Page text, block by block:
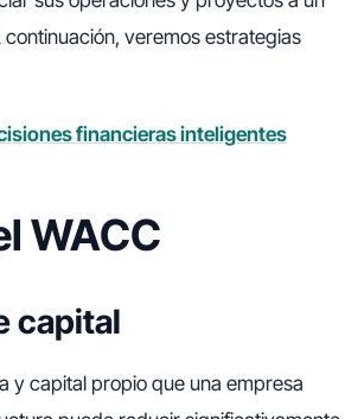
veremos estrategias
financieras inteligentes
WACC
capital
y capital propio que una empresa